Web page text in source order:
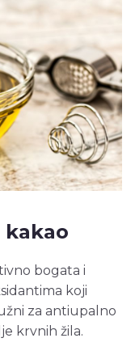
kakao
bogata i
koji
za antiupalno
krvnih žila.